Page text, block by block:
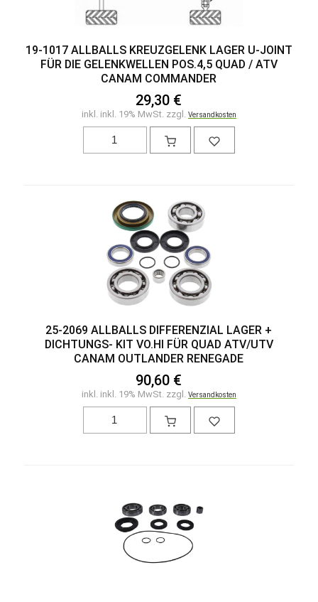
19-1017 ALLBALLS KREUZGELENK LAGER U-JOINT
FÜR DIE GELENKWELLEN POS.4,5 QUAD / ATV
CANAM COMMANDER
29,30 €
inkl. inkl. 19% MwSt. zzgl. Versandkosten
25-2069 ALLBALLS DIFFERENZIAL LAGER +
DICHTUNGS- KIT VO.HI FÜR QUAD ATV/UTV
CANAM OUTLANDER RENEGADE
90,60 €
inkl. inkl. 19% MwSt. zzgl. Versandkosten